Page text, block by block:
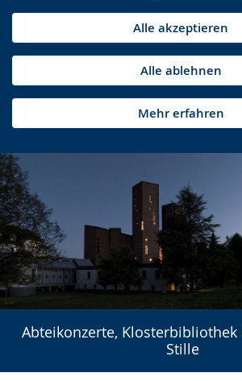
Alle akzeptieren
Alle ablehnen
Mehr erfahren
Abteikonzerte,
Stille